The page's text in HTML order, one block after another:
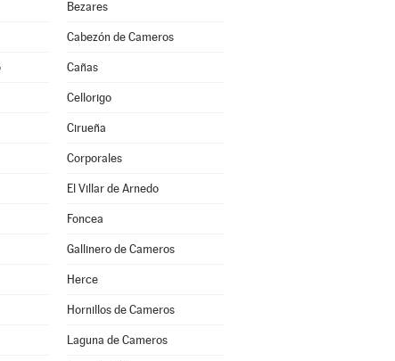
Bezares
Cabezón de Cameros
Cañas
Cellorigo
Cirueña
Corporales
El Villar de Arnedo
Foncea
Gallinero de Cameros
Herce
Hornillos de Cameros
Laguna de Cameros